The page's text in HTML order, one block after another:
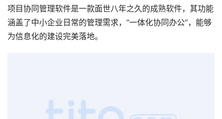
项目协同管理软件是一款面世八年之久的成熟软件，其功能
涵盖了中小企业日常的管理需求，“一体化协同办公”，能够
为信息化的建设完美落地。